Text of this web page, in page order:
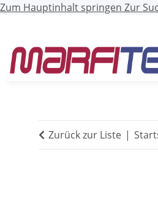
Zum Hauptinhalt springen Zur
Zurück zur Liste